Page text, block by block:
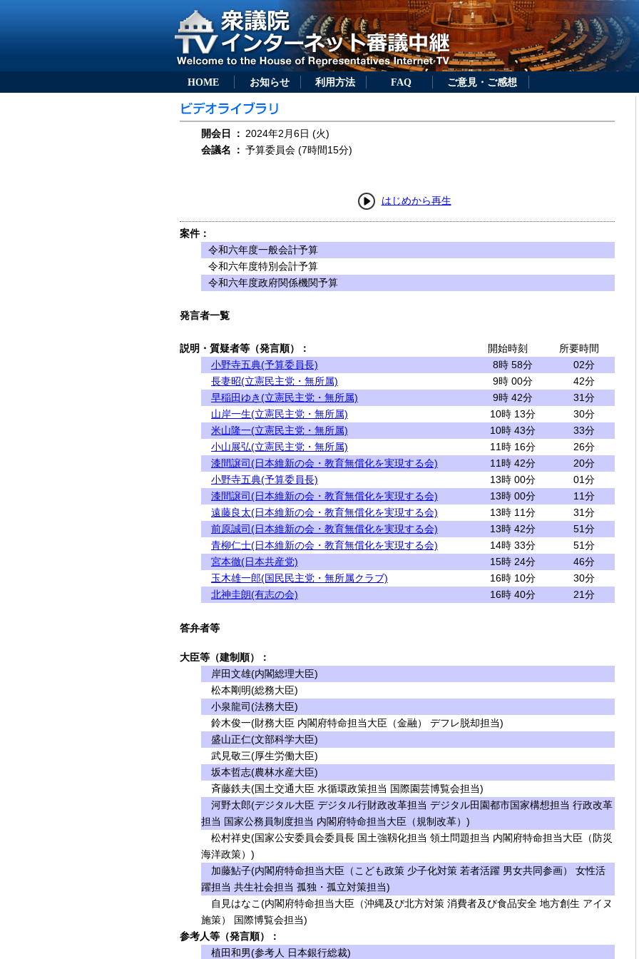
HOME お知らせ 利用方法 FAQ ご意見・ご感想
開会日 ： 2024年2月6日 (火)
会議名
： 予算委員会 (7時間15分)
はじめから再生
案件：
令和六年度一般会計予算
令和六年度特別会計予算
令和六年度政府関係機関予算
発言者一覧
説明・質疑者等（発言順）： 開始時刻
所要時間
小野寺五典(予算委員長)
8時 58分
02分
長妻昭(立憲民主党・無所属)
9時 00分
42分
早稲田ゆき(立憲民主党・無所属)
9時 42分
31分
山岸一生(立憲民主党・無所属)
10時 13分
30分
米山隆一(立憲民主党・無所属)
10時 43分
33分
小山展弘(立憲民主党・無所属)
11時 16分
26分
漆間譲司(日本維新の会・教育無償化を実現する会)
11時 42分
20分
小野寺五典(予算委員長)
13時 00分
01分
漆間譲司(日本維新の会・教育無償化を実現する会)
13時 00分
11分
遠藤良太(日本維新の会・教育無償化を実現する会)
13時 11分
31分
前原誠司(日本維新の会・教育無償化を実現する会)
13時 42分
51分
青柳仁士(日本維新の会・教育無償化を実現する会)
14時 33分
51分
宮本徹(日本共産党)
15時 24分
46分
玉木雄一郎(国民民主党・無所属クラブ)
16時 10分
30分
北神圭朗(有志の会)
16時 40分 21分
答弁者等
大臣等（建制順）：
岸田文雄(内閣総理大臣)
松本剛明(総務大臣)
小泉龍司(法務大臣)
鈴木俊一(財務大臣 内閣府特命担当大臣（金融） デフレ脱却担当)
盛山正仁(文部科学大臣)
武見敬三(厚生労働大臣)
坂本哲志(農林水産大臣)
斉藤鉄夫(国土交通大臣 水循環政策担当 国際園芸博覧会担当)
河野太郎(デジタル大臣 デジタル行財政改革担当 デジタル田園都市国家構想担当 行政改革
担当 国家公務員制度担当 内閣府特命担当大臣（規制改革）)
松村祥史(国家公安委員会委員長 国土強靱化担当 領土問題担当 内閣府特命担当大臣（防災
海洋政策）)
加藤鮎子(内閣府特命担当大臣（こども政策 少子化対策 若者活躍 男女共同参画） 女性活
躍担当 共生社会担当 孤独・孤立対策担当)
自見はなこ(内閣府特命担当大臣（沖縄及び北方対策 消費者及び食品安全 地方創生 アイヌ
施策） 国際博覧会担当)
参考人等（発言順）：
植田和男(参考人 日本銀行総裁)